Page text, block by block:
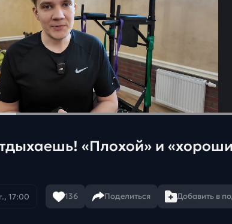
«Плохой» и
17:00 136 Поделиться Добавить в